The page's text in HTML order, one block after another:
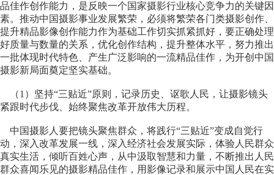
品佳作创作能力，是反映一个国家摄影行业核心竞争力的关键因
素。推动中国摄影事业发展繁荣，必须将繁荣各门类摄影创作、
提升精品影像创作能力作为基础工作切实抓紧抓好，要正确处理
好质量与数量的关系，优化创作结构，提升整体水平，努力推出
一批体现时代特色、产生广泛影响的一流精品佳作，为开创中国
摄影新局面奠定坚实基础。
（1）坚持“三贴近”原则，记录历史、讴歌人民，让摄影镜头
紧跟时代步伐、始终聚焦改革开放伟大历程。
中国摄影人要把镜头聚焦群众，将践行“三贴近”变成自觉行
动，深入改革发展一线，深入经济社会发展实际，体验人民群众
真实生活，倾听百姓心声，从中汲取智慧和力量，不断推出人民
群众喜闻乐见的摄影精品佳作，用影像记录和展示中国人民在实